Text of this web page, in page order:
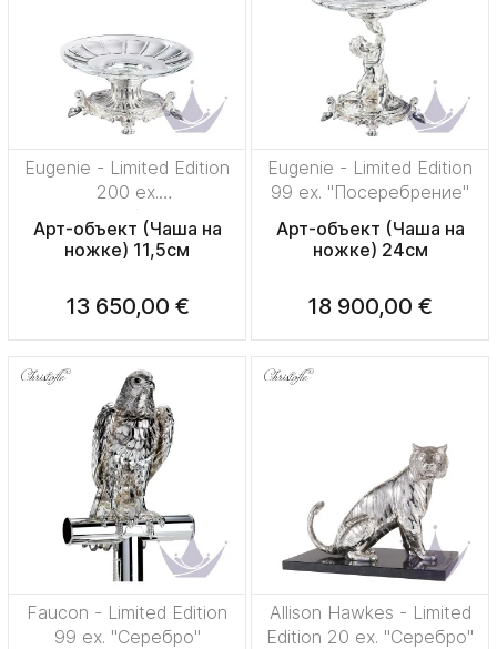
Eugenie - Limited Edition
200 ex.
"Посеребрение"
Арт-объект (Чаша на
ножке) 11,5см
13 650,00 €
Eugenie - Limited Edition
99 ex. "Посеребрение"
Арт-объект (Чаша на
ножке) 24см
18 900,00 €
Faucon - Limited Edition
99 ex. "Серебро"
Allison Hawkes - Limited
Edition 20 ex. "Серебро"